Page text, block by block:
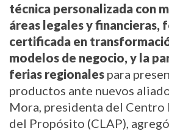
técnica personalizada con
áreas legales y financieras,
certificada en
modelos de negocio, y la
ferias regionales para
productos ante nuevos
Mora, presidenta del Centro
del Propósito (CLAP),